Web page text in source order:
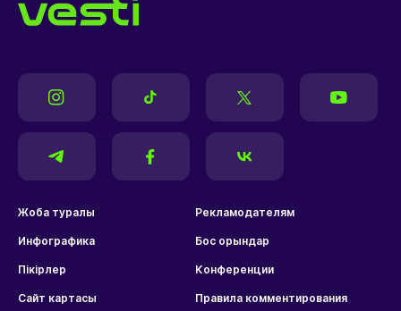
Жоба туралы Рекламодателям
Инфографика Бос орындар
Пікірлер Конференции
Сайт картасы Правила комментирования